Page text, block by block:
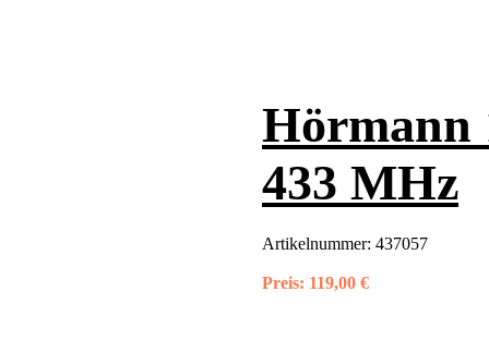
Hörmann
433 MHz
Artikelnummer: 437057
Preis: 119,00 €